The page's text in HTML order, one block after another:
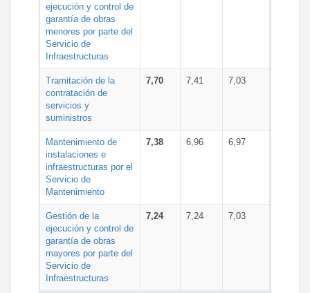
ejecución y control de
garantía de obras
menores por parte del
Servicio de
Infraestructuras
Tramitación de la
contratación de
servicios y
suministros
7,70 7,41 7,03
Mantenimiento de
instalaciones e
infraestructuras por el
Servicio de
Mantenimiento
7,38 6,96 6,97
Gestión de la
ejecución y control de
garantía de obras
mayores por parte del
Servicio de
Infraestructuras
7,24 7,24 7,03